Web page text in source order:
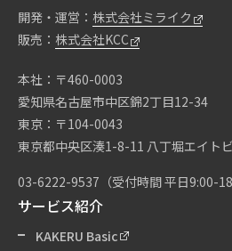
開発・運営： 株式会社ミライク
販売： 株式会社KCC
本社：〒460-0003
愛知県名古屋市中区錦2丁目12-34
東京：〒104-0043
東京都中央区湊1-8-11 八丁堀エイト
03-6222-9537 （受付時間 平日9:00-
サービス紹介
KAKERU Basic